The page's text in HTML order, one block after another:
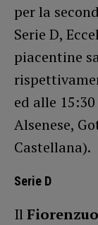
per la
Serie D,
piacentine
ed alle
Alsenese,
Castellana).
Serie D
Il